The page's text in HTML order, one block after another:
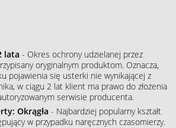
lata - Okres ochrony udzielanej przez
oryginalnym produktom. Oznacza,
pojawienia się usterki nie wynikającej z
w ciągu 2 lat klient ma prawo do złożenia
serwisie producenta.
Okrągła - Najbardziej popularny kształt
w przypadku naręcznych czasomierzy.